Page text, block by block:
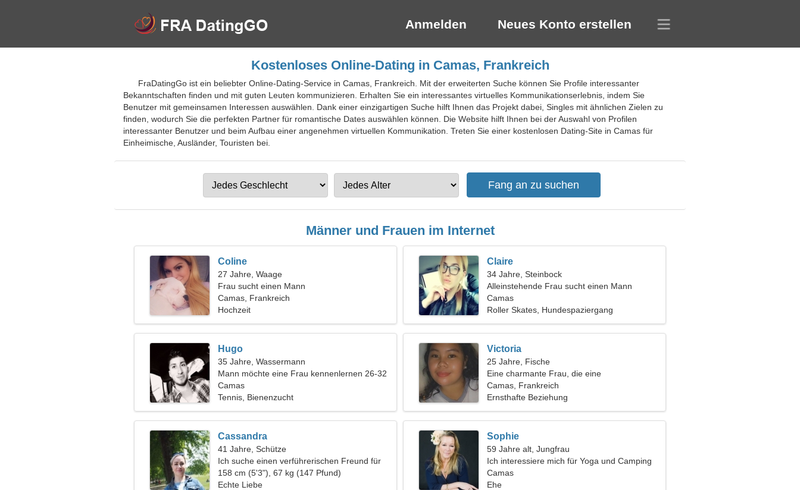
Anmelden Neues Konto erstellen
Kostenloses Online-Dating in Camas, Frankreich
FraDatingGo ist ein beliebter Online-Dating-Service in Camas, Frankreich. Mit der erweiterten Suche können Sie Profile interessanter
Bekanntschaften finden und mit guten Leuten kommunizieren. Erhalten Sie ein interessantes virtuelles Kommunikationserlebnis, indem Sie
Benutzer mit gemeinsamen Interessen auswählen. Dank einer einzigartigen Suche hilft Ihnen das Projekt dabei, Singles mit ähnlichen Zielen zu
finden, wodurch Sie die perfekten Partner für romantische Dates auswählen können. Die Website hilft Ihnen bei der Auswahl von Profilen
interessanter Benutzer und beim Aufbau einer angenehmen virtuellen Kommunikation. Treten Sie einer kostenlosen Dating-Site in Camas für
Einheimische, Ausländer, Touristen bei.
Männer und Frauen im Internet
Coline
27 Jahre, Waage
Frau sucht einen Mann
Camas, Frankreich
Hochzeit
Claire
34 Jahre, Steinbock
Alleinstehende Frau sucht einen Mann
Camas
Roller Skates, Hundespaziergang
Hugo
35 Jahre, Wassermann
Mann möchte eine Frau kennenlernen 26-32
Camas
Tennis, Bienenzucht
Victoria
25 Jahre, Fische
Eine charmante Frau, die eine
leidenschaftliche Beziehung sucht
Camas, Frankreich
Ernsthafte Beziehung
Cassandra
41 Jahre, Schütze
Ich suche einen verführerischen Freund für
die Familie
158 cm (5'3"), 67 kg (147 Pfund)
Echte Liebe
Sophie
59 Jahre alt, Jungfrau
Ich interessiere mich für Yoga und Camping
Camas
Ehe